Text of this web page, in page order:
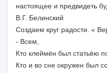
настоящее и предвидеть
В.Г. Белинский
Создаем круг радости. «
- Всем,
Кто клеймён был статьёю
Кто и во сне окружен был